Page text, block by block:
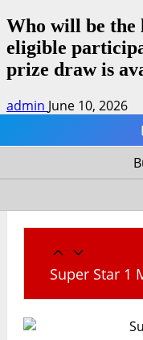
Who will be
eligible
prize draw is
admin June 10, 2026
Super Star 1